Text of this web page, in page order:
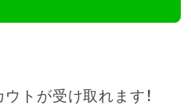
トが受け取れます！